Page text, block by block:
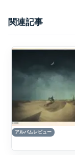
関連記事
アルバムレビュー